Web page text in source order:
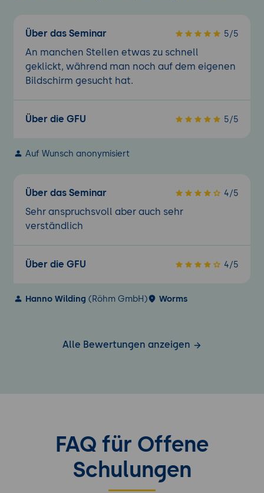
Über das Seminar 5/5
An manchen Stellen etwas zu schnell
geklickt, während man noch auf dem eigenen
Bildschirm gesucht hat.
Über die GFU 5/5
Auf Wunsch anonymisiert
Über das Seminar 4/5
Sehr anspruchsvoll aber auch sehr
verständlich
Über die GFU 4/5
Hanno Wilding (Röhm GmbH) Worms
Alle Bewertungen anzeigen
FAQ für Offene
Schulungen